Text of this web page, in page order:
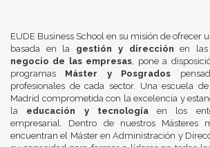
EUDE Business School en su misión de ofrecer
basada en la gestión y dirección en las
negocio de las empresas , pone a
programas Máster y Posgrados
profesionales de cada sector. Una escuela
Madrid comprometida con la excelencia y
la educación y tecnologíaen los
empresarial. Dentro de nuestros Másteres
encuentran el Máster en Administración y